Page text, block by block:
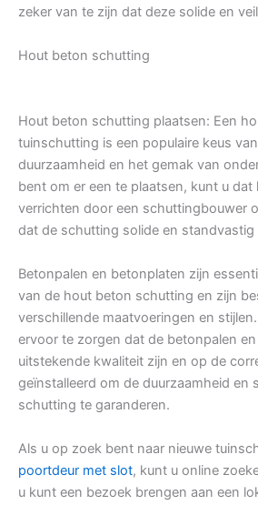
zeker van te zijn dat deze solide en
Hout beton schutting
Hout beton schutting plaatsen: Een
tuinschutting is een populaire keus
duurzaamheid en het gemak van
bent om er een te plaatsen, kunt u dat
verrichten door een schuttingbouwer
dat de schutting solide en standvastig
Betonpalen en betonplaten zijn
van de hout beton schutting en zijn
verschillende maatvoeringen en
ervoor te zorgen dat de betonpalen
uitstekende kwaliteit zijn en op de
geïnstalleerd om de duurzaamheid en
schutting te garanderen.
Als u op zoek bent naar nieuwe
poortdeur met slot, kunt u online
u kunt een bezoek brengen aan een